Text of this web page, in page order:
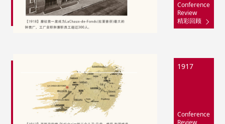
Conference
Review
精彩回顾
1917
Conference